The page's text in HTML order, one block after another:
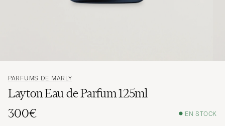
PARFUMS DE MARLY
Layton Eau de Parfum 125ml
300€
EN STOCK